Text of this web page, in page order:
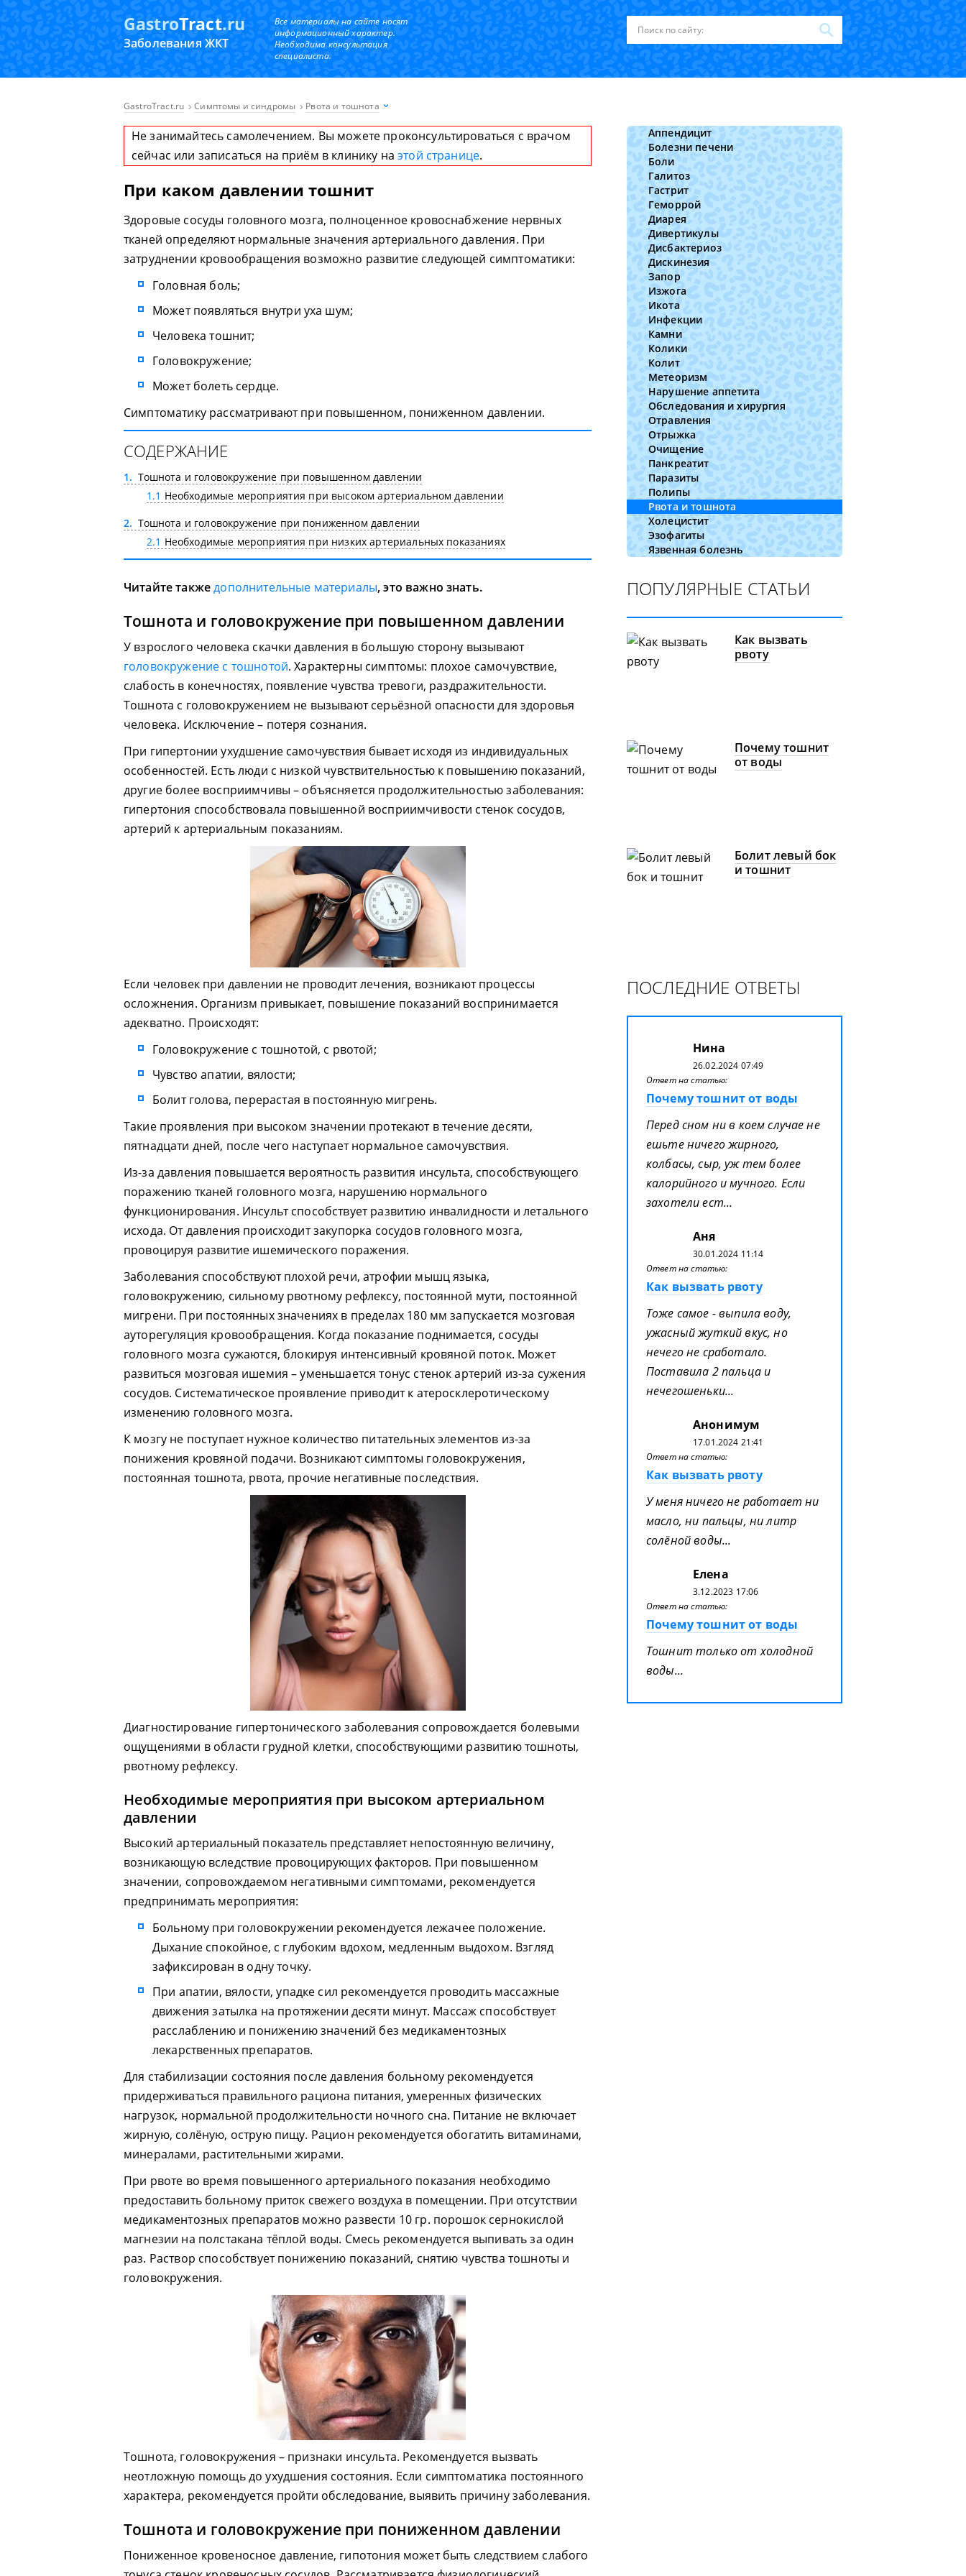
GastroTract.ru
Заболевания ЖКТ
Все материалы на сайте носят
информационный характер.
Необходима консультация
специалиста.
GastroTract.ru Симптомы и синдромы Рвота и тошнота
Не занимайтесь самолечением. Вы можете проконсультироваться с врачом
сейчас или записаться на приём в клинику наэтой странице.
При каком давлении тошнит
Здоровые сосуды головного мозга, полноценное кровоснабжение нервных
тканей определяют нормальные значения артериального давления. При
затруднении кровообращения возможно развитие следующей симптоматики:
Головная боль;
Может появляться внутри уха шум;
Человека тошнит;
Головокружение;
Может болеть сердце.
Симптоматику рассматривают при повышенном, пониженном давлении.
СОДЕРЖАНИЕ
1
Тошнота и головокружение при повышенном давлении
1.1 Необходимые мероприятия при высоком артериальном давлении
2
Тошнота и головокружение при пониженном давлении
2.1 Необходимые мероприятия при низких артериальных показаниях
Читайте такжедополнительные материалы, это важно знать.
Тошнота и головокружение при повышенном давлении
У взрослого человека скачки давления в большую сторону вызывают
головокружение с тошнотой. Характерны симптомы: плохое самочувствие,
слабость в конечностях, появление чувства тревоги, раздражительности.
Тошнота с головокружением не вызывают серьёзной опасности для здоровья
человека. Исключение – потеря сознания.
При гипертонии ухудшение самочувствия бывает исходя из индивидуальных
особенностей. Есть люди с низкой чувствительностью к повышению показаний,
другие более восприимчивы – объясняется продолжительностью заболевания:
гипертония способствовала повышенной восприимчивости стенок сосудов,
артерий к артериальным показаниям.
Если человек при давлении не проводит лечения, возникают процессы
осложнения. Организм привыкает, повышение показаний воспринимается
адекватно. Происходят:
Головокружение с тошнотой, с рвотой;
Чувство апатии, вялости;
Болит голова, перерастая в постоянную мигрень.
Такие проявления при высоком значении протекают в течение десяти,
пятнадцати дней, после чего наступает нормальное самочувствия.
Из-за давления повышается вероятность развития инсульта, способствующего
поражению тканей головного мозга, нарушению нормального
функционирования. Инсульт способствует развитию инвалидности и летального
исхода. От давления происходит закупорка сосудов головного мозга,
провоцируя развитие ишемического поражения.
Заболевания способствуют плохой речи, атрофии мышц языка,
головокружению, сильному рвотному рефлексу, постоянной мути, постоянной
мигрени. При постоянных значениях в пределах 180 мм запускается мозговая
ауторегуляция кровообращения. Когда показание поднимается, сосуды
головного мозга сужаются, блокируя интенсивный кровяной поток. Может
развиться мозговая ишемия – уменьшается тонус стенок артерий из-за сужения
сосудов. Систематическое проявление приводит к атеросклеротическому
изменению головного мозга.
К мозгу не поступает нужное количество питательных элементов из-за
понижения кровяной подачи. Возникают симптомы головокружения,
постоянная тошнота, рвота, прочие негативные последствия.
Диагностирование гипертонического заболевания сопровождается болевыми
ощущениями в области грудной клетки, способствующими развитию тошноты,
рвотному рефлексу.
Необходимые мероприятия при высоком артериальном
давлении
Высокий артериальный показатель представляет непостоянную величину,
возникающую вследствие провоцирующих факторов. При повышенном
значении, сопровождаемом негативными симптомами, рекомендуется
предпринимать мероприятия:
Больному при головокружении рекомендуется лежачее положение.
Дыхание спокойное, с глубоким вдохом, медленным выдохом. Взгляд
зафиксирован в одну точку.
При апатии, вялости, упадке сил рекомендуется проводить массажные
движения затылка на протяжении десяти минут. Массаж способствует
расслаблению и понижению значений без медикаментозных
лекарственных препаратов.
Для стабилизации состояния после давления больному рекомендуется
придерживаться правильного рациона питания, умеренных физических
нагрузок, нормальной продолжительности ночного сна. Питание не включает
жирную, солёную, острую пищу. Рацион рекомендуется обогатить витаминами,
минералами, растительными жирами.
При рвоте во время повышенного артериального показания необходимо
предоставить больному приток свежего воздуха в помещении. При отсутствии
медикаментозных препаратов можно развести 10 гр. порошок сернокислой
магнезии на полстакана тёплой воды. Смесь рекомендуется выпивать за один
раз. Раствор способствует понижению показаний, снятию чувства тошноты и
головокружения.
Тошнота, головокружения – признаки инсульта. Рекомендуется вызвать
неотложную помощь до ухудшения состояния. Если симптоматика постоянного
характера, рекомендуется пройти обследование, выявить причину заболевания.
Тошнота и головокружение при пониженном давлении
Пониженное кровеносное давление, гипотония может быть следствием слабого
Аппендицит
Болезни печени
Боли
Галитоз
Гастрит
Геморрой
Диарея
Дивертикулы
Дисбактериоз
Дискинезия
Запор
Изжога
Икота
Инфекции
Камни
Колики
Колит
Метеоризм
Нарушение аппетита
Обследования и хирургия
Отравления
Отрыжка
Очищение
Панкреатит
Паразиты
Полипы
Рвота и тошнота
Холецистит
Эзофагиты
Язвенная болезнь
ПОПУЛЯРНЫЕ СТАТЬИ
Как вызвать
рвоту
Почему тошнит
от воды
Болит левый бок
и тошнит
ПОСЛЕДНИЕ ОТВЕТЫ
Нина
26.02.2024 07:49
Ответ на статью:
Почему тошнит от воды
Перед сном ни в коем случае не
ешьте ничего жирного,
колбасы, сыр, уж тем более
калорийного и мучного. Если
захотели ест...
Аня
30.01.2024 11:14
Ответ на статью:
Как вызвать рвоту
Тоже самое - выпила воду,
ужасный жуткий вкус, но
нечего не сработало.
Поставила 2 пальца и
нечегошеньки...
Анонимум
17.01.2024 21:41
Ответ на статью:
Как вызвать рвоту
У меня ничего не работает ни
масло, ни пальцы, ни литр
солёной воды...
Елена
3.12.2023 17:06
Ответ на статью:
Почему тошнит от воды
Тошнит только от холодной
воды...